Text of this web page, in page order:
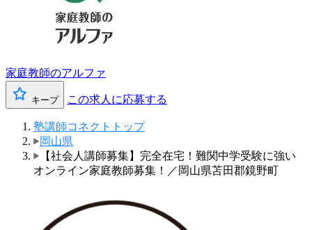
家庭教師のアルファ
キープ この求人に応募する
塾講師コネクトトップ
岡山県
【社会人講師募集】完全在宅！難関中学受験に強い
オンライン家庭教師募集！／岡山県苫田郡鏡野町